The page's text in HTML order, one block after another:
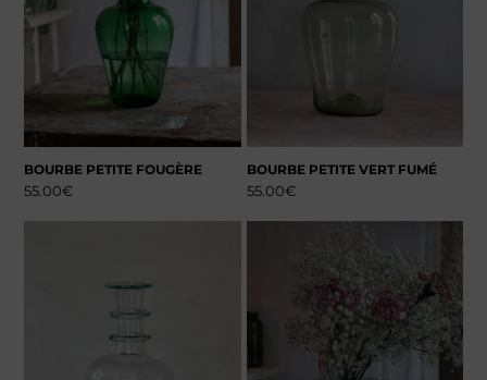
BOURBE PETITE FOUGÈRE
55.00€
BOURBE PETITE VERT FUMÉ
55.00€